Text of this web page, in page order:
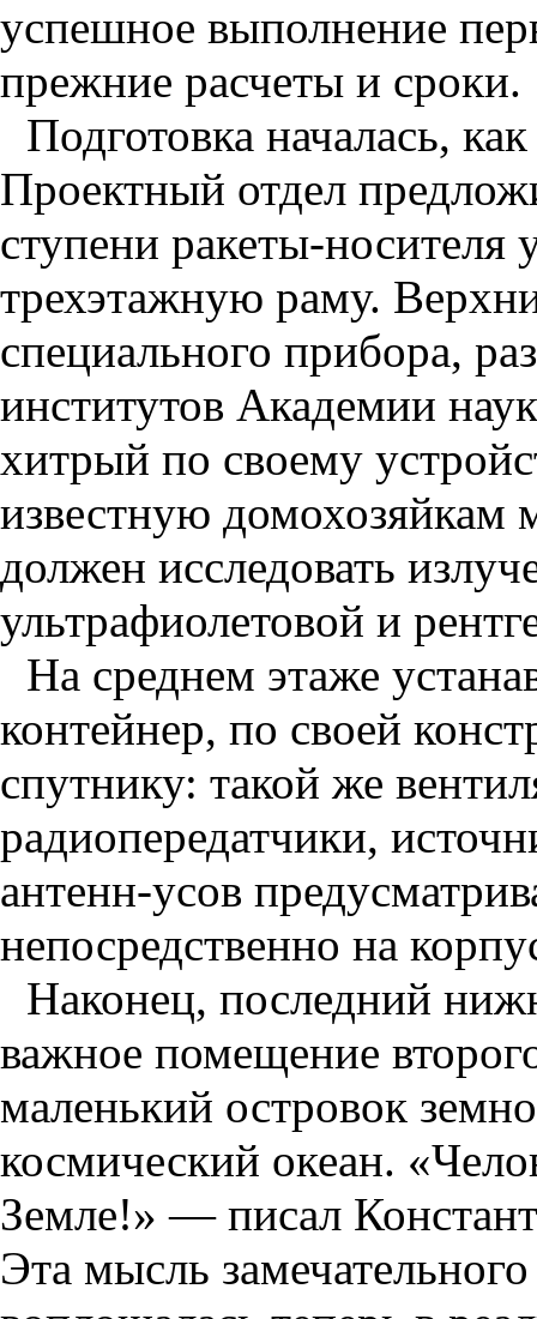
успешное выполнение
прежние расчеты и сроки.
Подготовка началась,
Проектный отдел
ступени ракеты-носителя
трехэтажную раму.
специального прибора,
институтов Академии
хитрый по своему
известную домохозяйкам
должен исследовать
ультрафиолетовой и
На среднем этаже
контейнер, по своей
спутнику: такой же
радиопередатчики,
антенн-усов
непосредственно на
Наконец, последний
важное помещение
маленький островок
космический океан.
Земле!» — писал
Эта мысль